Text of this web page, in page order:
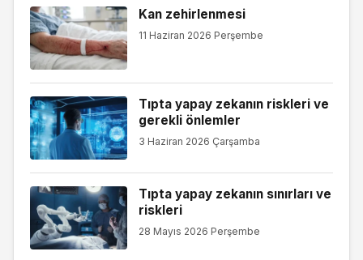
Kan zehirlenmesi
11 Haziran 2026 Perşembe
Tıpta yapay zekanın riskleri ve
gerekli önlemler
3 Haziran 2026 Çarşamba
Tıpta yapay zekanın sınırları ve
riskleri
28 Mayıs 2026 Perşembe